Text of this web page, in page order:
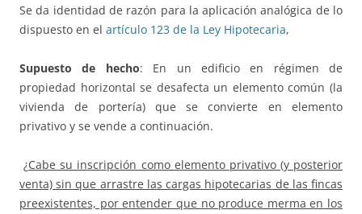
Se da identidad de razón para la aplicación analógica de lo
dispuesto en el artículo 123 de la Ley Hipotecaria,
Supuesto de hecho: En un edificio en régimen de
propiedad horizontal se desafecta un elemento común (la
vivienda de portería) que se convierte en elemento
privativo y se vende a continuación.
¿Cabe su inscripción como elemento privativo (y posterior
venta) sin que arrastre las cargas hipotecarias de las fincas
preexistentes, por entender que no produce merma en los